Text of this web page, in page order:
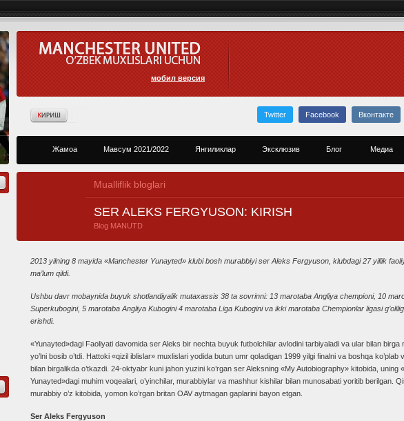
мобил версия
Twitter Facebook Вконтакте
Жамоа Мавсум 2021/2022 Янгиликлар Эксклюзив Блог Медиа
Mualliflik bloglari
SER ALEKS FERGYUSON: KIRISH
Blog MANUTD
2013 yilning 8 mayida «Manchester Yunayted» klubi bosh murabbiyi ser Aleks Fergyuson, klubdagi 27 yillik
ma’lum qildi.
Ushbu davr mobaynida buyuk shotlandiyalik mutaxassis 38 ta sovrinni: 13 marotaba Angliya chempioni, 10
Superkubogini, 5 marotaba Angliya Kubogini 4 marotaba Liga Kubogini va ikki marotaba Chempionlar ligasi
erishdi.
«Yunayted»dagi Faoliyati davomida ser Aleks bir nechta buyuk futbolchilar avlodini tarbiyaladi va ular bilan birga
yo’lni bosib o’tdi. Hattoki «qizil iblislar» muxlislari yodida butun umr qoladigan 1999 yilgi finalni va boshqa ko’plab
bilan birgalikda o’tkazdi. 24-oktyabr kuni jahon yuzini ko’rgan ser Aleksning «My Autobiography» kitobida, uning
Yunayted»dagi muhim voqealari, o’yinchilar, murabbiylar va mashhur kishilar bilan munosabati yoritib berilgan.
murabbiy o’z kitobida, yomon ko’rgan britan OAV aytmagan gaplarini bayon etgan.
Ser Aleks Fergyuson